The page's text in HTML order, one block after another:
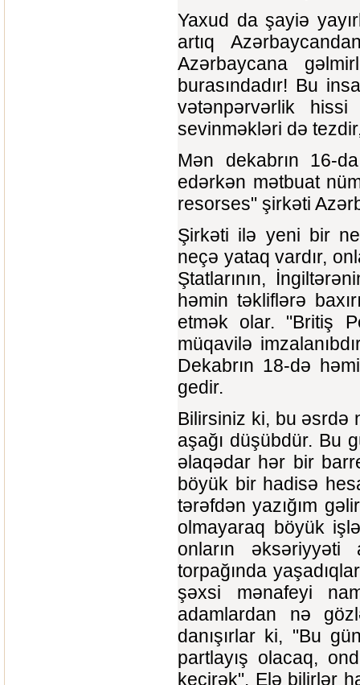
Yaxud da şayiə
artıq
Azərbaycana
burasındadır! Bu
vətənpərvərlik hissi
sevinməkləri də
Mən dekabrın 16-
edərkən mətbuat
resorses" şirkəti
Şirkəti ilə yeni bir
neçə yataq vardır,
Ştatlarının,
həmin təkliflərə
etmək olar. "Britiş
müqavilə
Dekabrın 18-də
gedir.
Bilirsiniz ki, bu əsrdə
aşağı düşübdür. Bu
əlaqədar hər bir
böyük bir hadisə
tərəfdən yazığım
olmayaraq böyük
onların əksəriyyəti
torpağında
şəxsi mənafeyi
adamlardan nə
danışırlar ki, "Bu
partlayış olacaq,
keçirək". Elə bilirlər